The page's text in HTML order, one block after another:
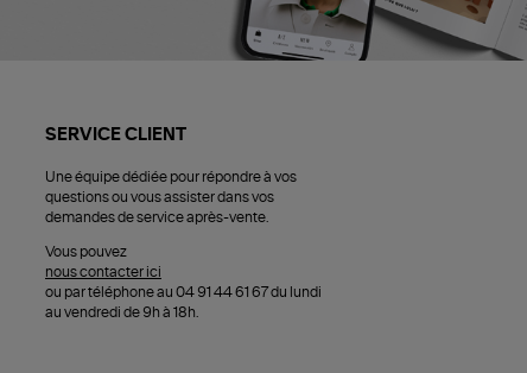
SERVICE CLIENT
Une équipe dédiée pour répondre à vos
questions ou vous assister dans vos
demandes de service après-vente.
Vous pouvez
nous contacter ici
ou par téléphone au 04 91 44 61 67 du lundi
au vendredi de 9h à 18h.